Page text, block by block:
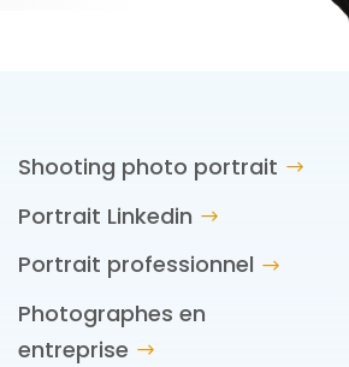
Shooting photo portrait
Portrait Linkedin
Portrait professionnel
Photographes en
entreprise